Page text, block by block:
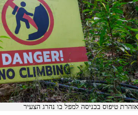
אזהרת טיפוס בכניסה למפל בו נהרג הצעיר